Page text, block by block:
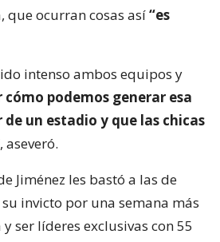
que ocurran cosas así“es
intenso ambos equipos y
podemos generar esa
un estadio y que las chicas
aseveró.
Jiménez les bastó a las de
invicto por una semana más
ser líderes exclusivas con 55